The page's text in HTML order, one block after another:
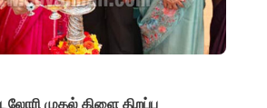
முதல் கிளை திறப்பு